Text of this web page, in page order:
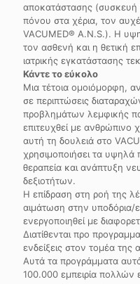
αποκατάστασης (συσκευή
πόνου στα χέρια, τον
VACUMED® A.N.S.). Η
τον ασθενή και η θετική
ιατρικής εγκατάστασης
Κάντε το εύκολο
Μια τέτοια ομοιόμορφη,
σε περιπτώσεις
προβλημάτων λεμφικής
επιτευχθεί με ανθρώπινο
αυτή τη δουλειά στο
χρησιμοποιήσει τα υψηλά
θεραπεία και ανάπτυξη
δεξιοτήτων.
Η επίδραση στη ροή της
αιμάτωση στην υποδόρια/
ενεργοποιηθεί με
Διατίθενται προ
ενδείξεις στον τομέα
Αυτά τα προγράμματα
100.000 εμπειρία πολλών